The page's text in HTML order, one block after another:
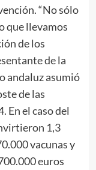
“No sólo
que llevamos
de los
de la
andaluz asumió
de las
En el caso del
1,3
vacunas y
euros